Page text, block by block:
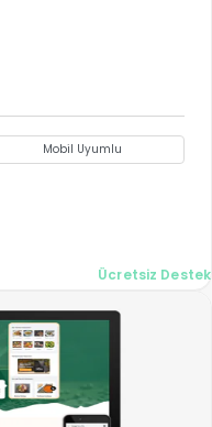
Ücretsiz Destek
Mobil Uyumlu